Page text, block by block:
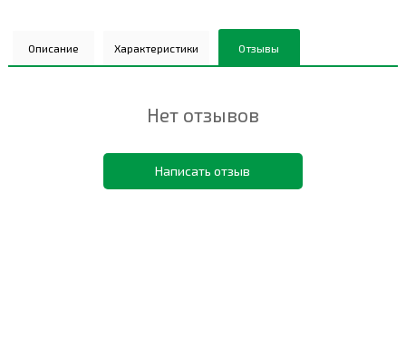
Описание Характеристики Отзывы
Нет отзывов
Написать отзыв